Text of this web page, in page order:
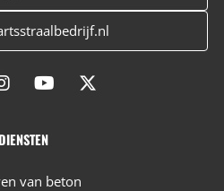
van beton